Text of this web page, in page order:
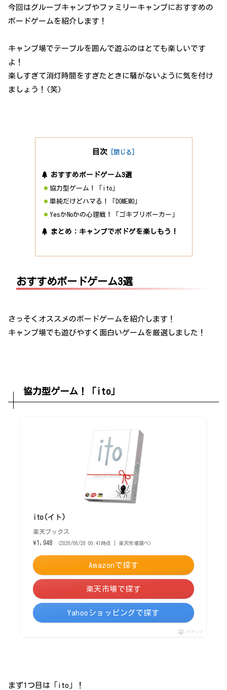
今回はグループキャンプやファミリーキャンプにおすすめの
ボードゲームを紹介します！
キャンプ場でテーブルを囲んで遊ぶのはとても楽しいです
よ！
楽しすぎて消灯時間をすぎたときに騒がないように気を付け
ましょう！(笑)
目次
おすすめボードゲーム3選
協力型ゲーム！「ito」
単純だけどハマる！「DOMEMO」
YesかNoかの心理戦！「ゴキブリポーカー」
まとめ：キャンプでボドゲを楽しもう！
おすすめボードゲーム3選
さっそくオススメのボードゲームを紹介します！
キャンプ場でも遊びやすく面白いゲームを厳選しました！
協力型ゲーム！「ito」
ito(イト)
楽天ブックス
¥1,948
（2026/06/28 00:41時点 | 楽天市場調べ）
Amazonで探す
楽天市場で探す
Yahooショッピングで探す
ポチップ
まず1つ目は「ito」！